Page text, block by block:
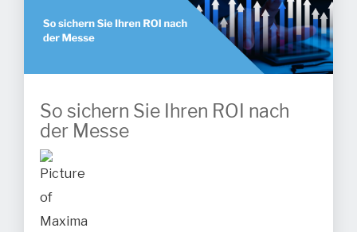
So sichern Sie Ihren ROI nach
der Messe